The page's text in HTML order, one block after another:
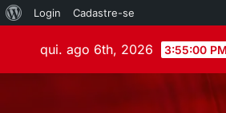
Login Cadastre-se
qui. ago 6th, 2026 3:55:01 PM